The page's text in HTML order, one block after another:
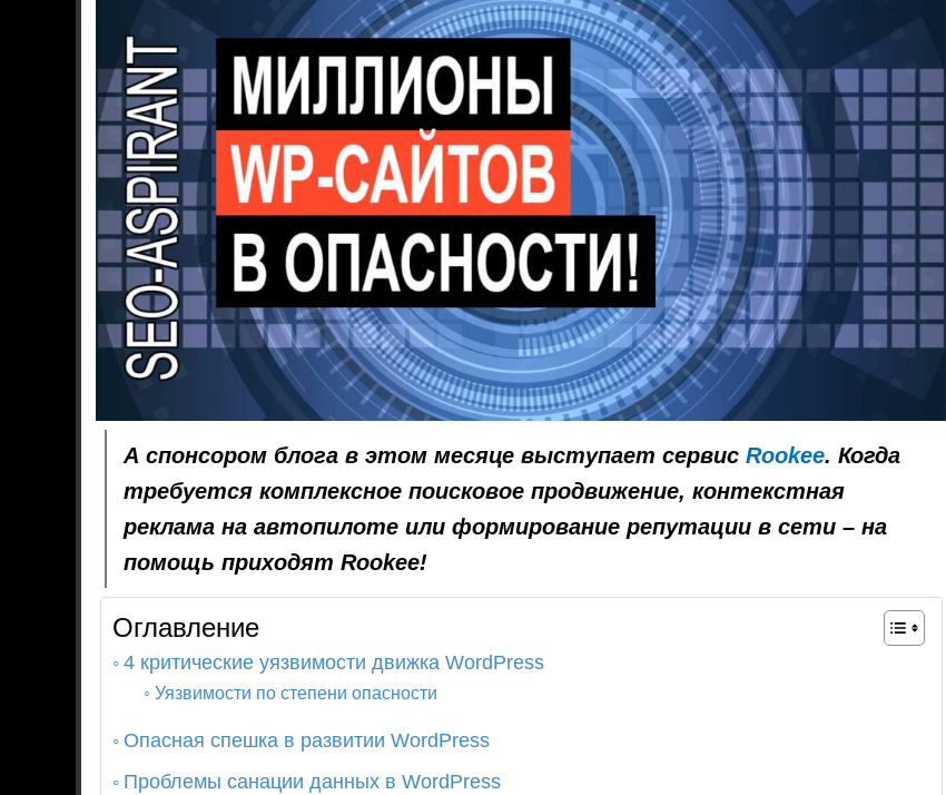
А спонсором блога в этом месяце выступает сервисRookee. Когда
требуется комплексное поисковое продвижение, контекстная
реклама на автопилоте или формирование репутации в сети – на
помощь приходят Rookee!
Оглавление
4 критические уязвимости движка WordPress
Уязвимости по степени опасности
Опасная спешка в развитии WordPress
Проблемы санации данных в WordPress